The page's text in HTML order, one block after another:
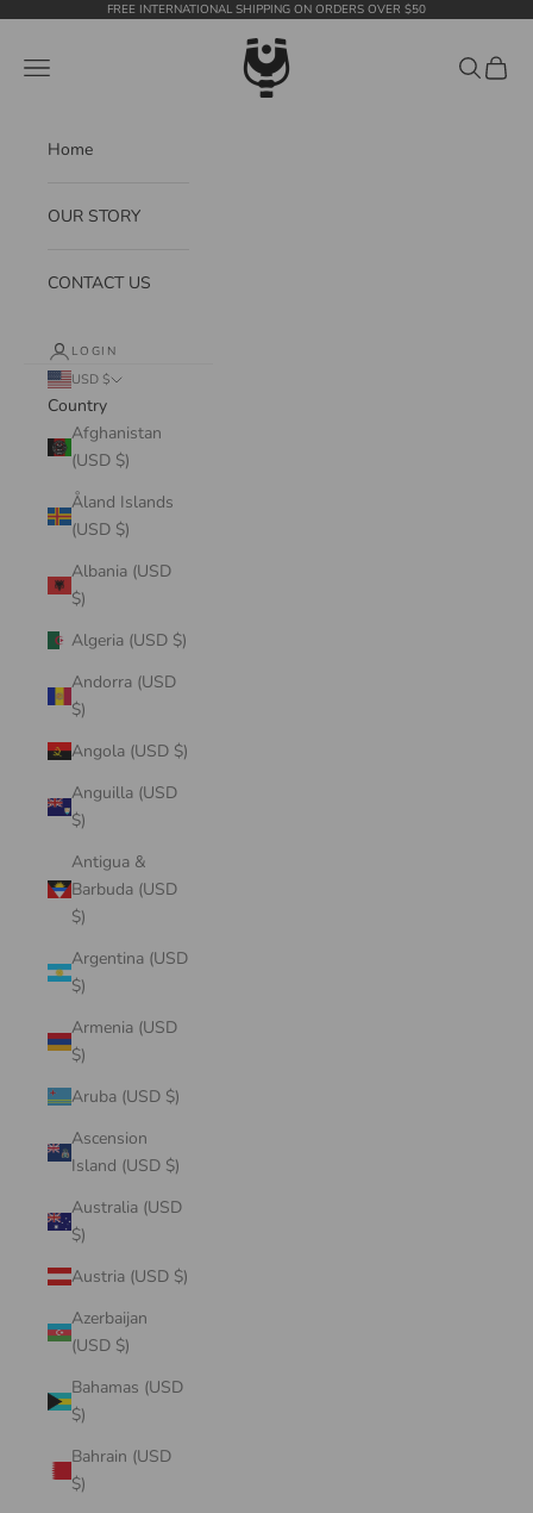
Skip to contentFREE INTERNATIONAL SHIPPING ON ORDERS OVER $50
WildTension
Navigation menu Search
Cart
Home
OUR STORY
CONTACT US
LOGIN
USD $
Country
Afghanistan
(USD $)
Åland Islands
(USD $)
Albania (USD
$)
Algeria (USD $)
Andorra (USD
$)
Angola (USD $)
Anguilla (USD
$)
Antigua &
Barbuda (USD
$)
Argentina (USD
$)
Armenia (USD
$)
Aruba (USD $)
Ascension
Island (USD $)
Australia (USD
$)
Austria (USD $)
Azerbaijan
(USD $)
Bahamas (USD
$)
Bahrain (USD
$)